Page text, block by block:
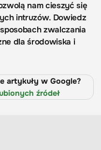
nam cieszyć się
intruzów. Dowiedz
zwalczania
dla środowiska i
artykuły w Google?
źródeł